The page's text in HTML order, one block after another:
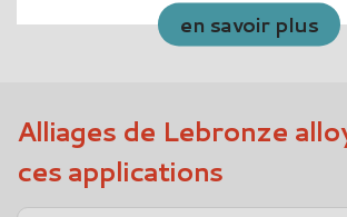
Alliages de Lebronze
ces applications